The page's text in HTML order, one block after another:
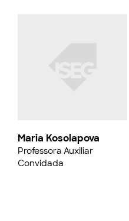
Maria Kosolapova
Professora Auxiliar
Convidada